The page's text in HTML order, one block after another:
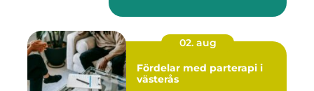
02. aug
Fördelar med parterapi i
västerås